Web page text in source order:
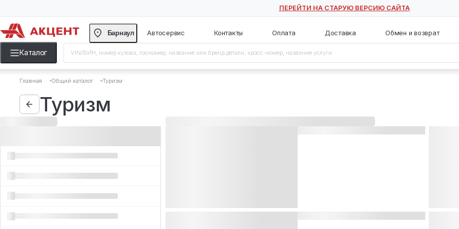
ПЕРЕЙТИ НА СТАРУЮ
Барнаул Автосервис Контакты Оплата Доставка
Каталог
Главная Общий каталог
Туризм